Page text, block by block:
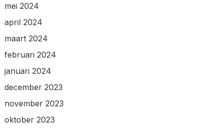
mei 2024
april 2024
maart 2024
februari 2024
januari 2024
december 2023
november 2023
oktober 2023